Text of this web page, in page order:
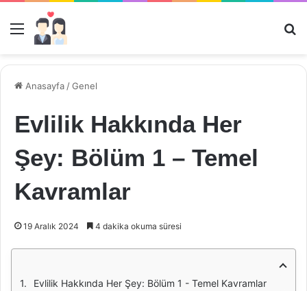
Menü
Anasayfa /Genel
Evlilik Hakkında Her
Şey: Bölüm 1 – Temel
Kavramlar
19 Aralık 2024 4 dakika okuma süresi
Evlilik Hakkında Her Şey: Bölüm 1 - Temel Kavramlar